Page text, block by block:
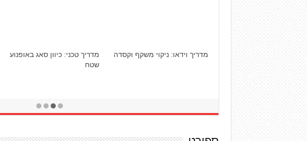
חניית דו-גלגלי בניגוד לחוק
טכני: קוויקשיפטר – מעביר
הילוכים מהיר